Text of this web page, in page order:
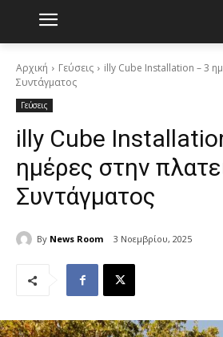
Αρχική Γεύσεις
illy Cube Installation – 3
Συντάγματος
Γεύσεις
illy Cube
ημέρες στην
Συντάγματος
By News Room 3 Νοεμβρίου, 2025